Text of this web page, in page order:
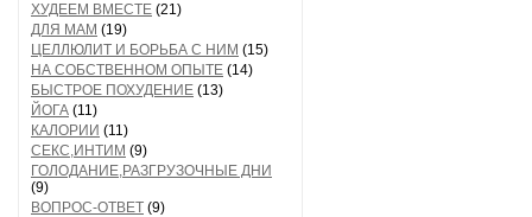
ХУДЕЕМ ВМЕСТЕ (21)
ДЛЯ МАМ (19)
ЦЕЛЛЮЛИТ И БОРЬБА С НИМ (15)
НА СОБСТВЕННОМ ОПЫТЕ (14)
БЫСТРОЕ ПОХУДЕНИЕ (13)
ЙОГА (11)
КАЛОРИИ (11)
СЕКС,ИНТИМ (9)
ГОЛОДАНИЕ,РАЗГРУЗОЧНЫЕ ДНИ
(9)
ВОПРОС-ОТВЕТ (9)